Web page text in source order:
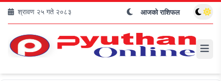
श्रावण २५ गते २०८३ आजको राशिफल